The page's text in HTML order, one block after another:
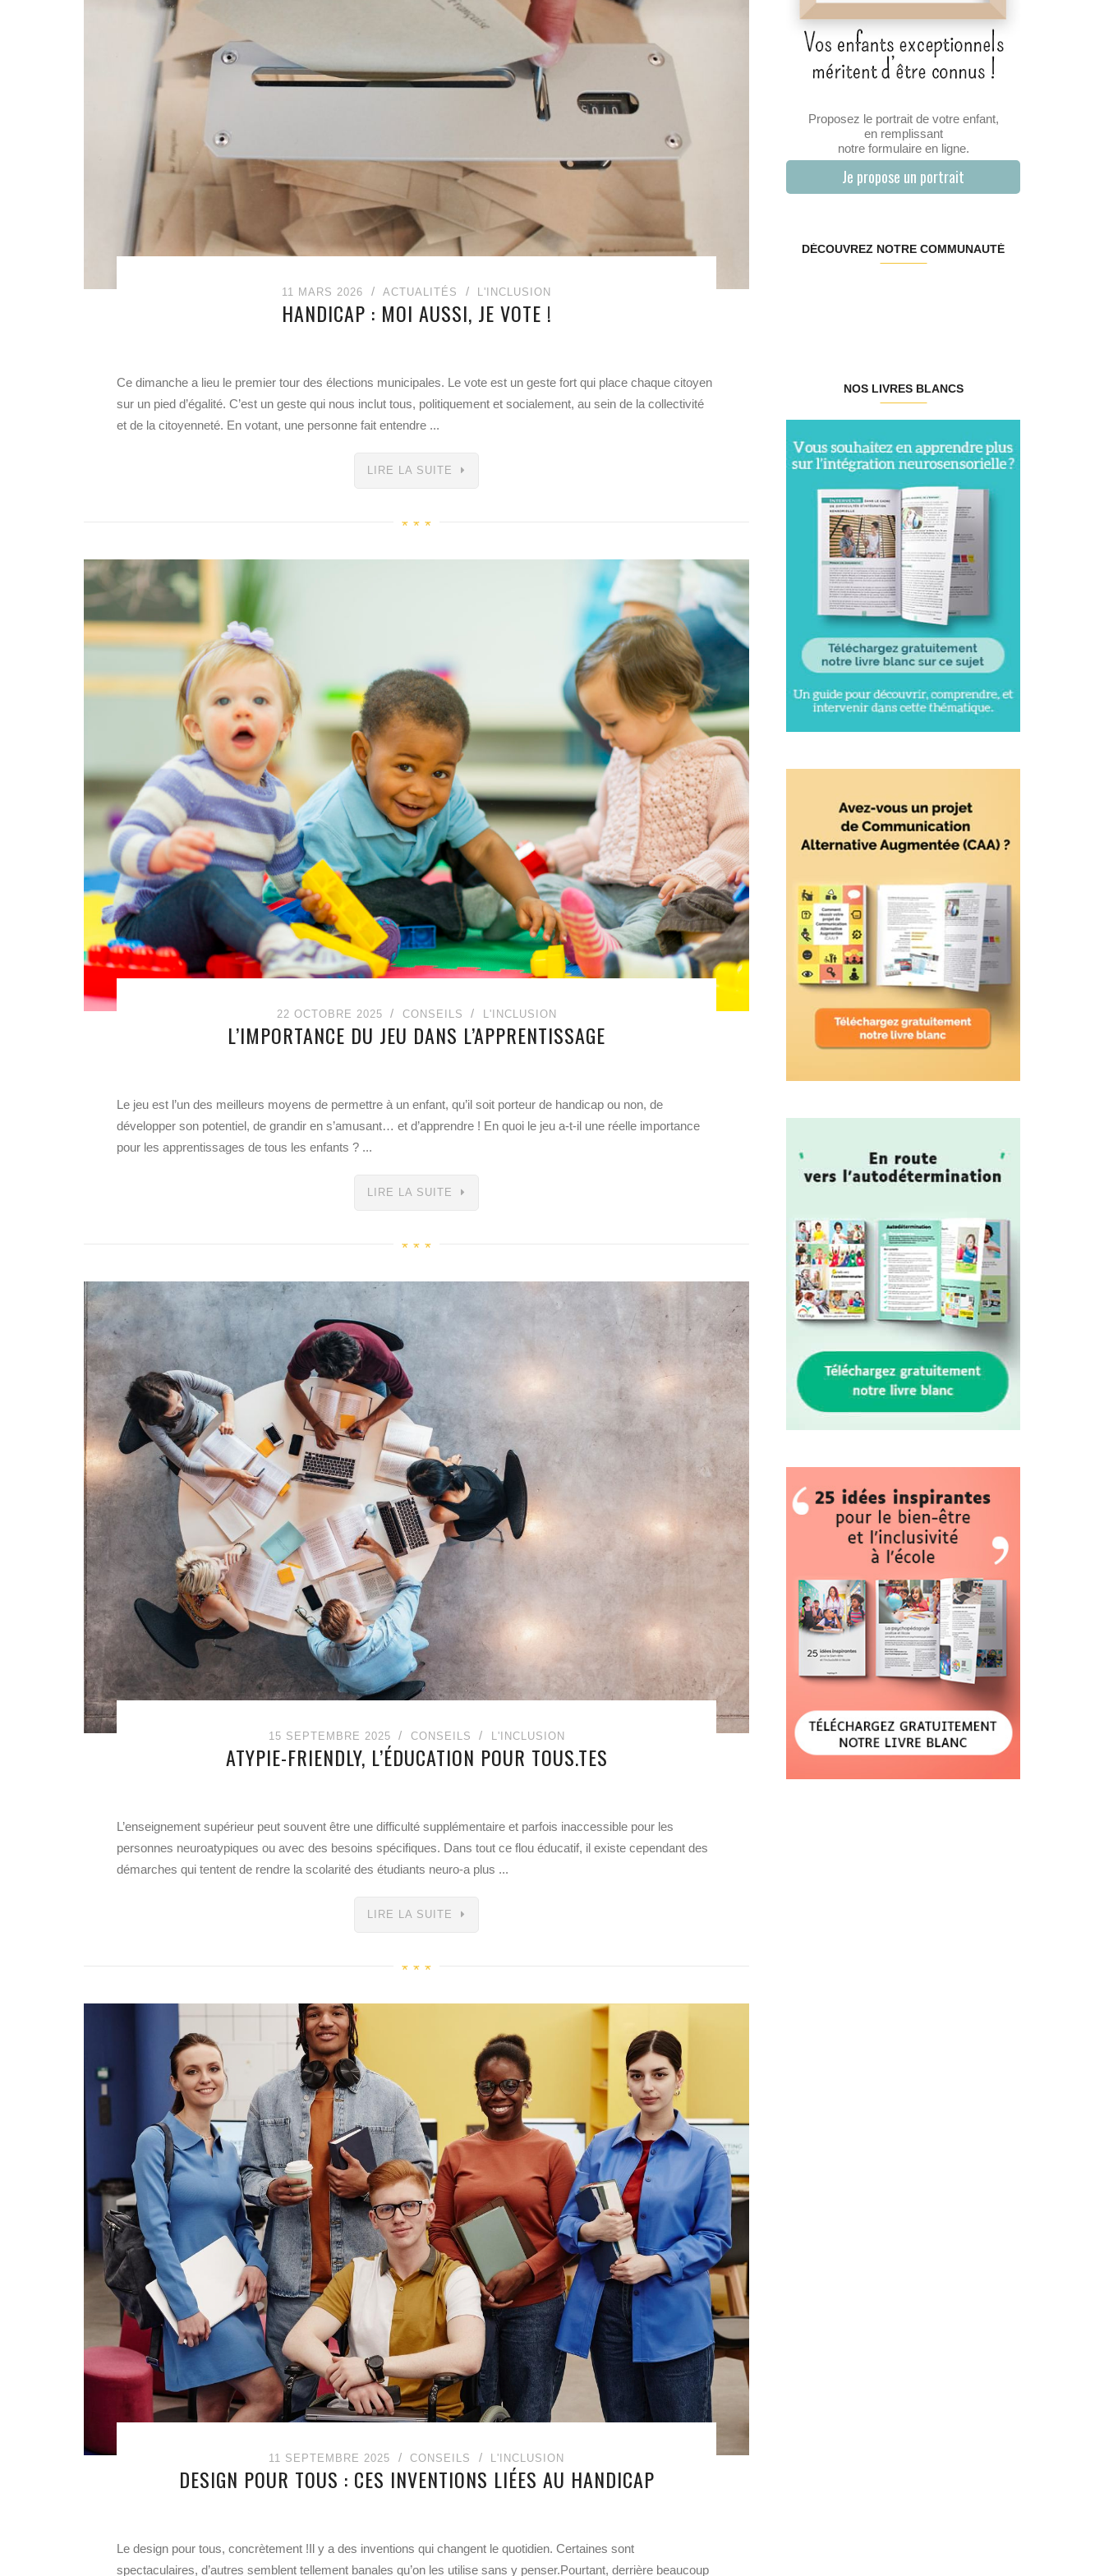
11 MARS 2026 ACTUALITÉS L'INCLUSION
HANDICAP : MOI AUSSI, JE VOTE !
Ce dimanche a lieu le premier tour des élections municipales. Le vote est un geste fort qui place chaque citoyen
sur un pied d’égalité. C’est un geste qui nous inclut tous, politiquement et socialement, au sein de la collectivité
et de la citoyenneté. En votant, une personne fait entendre ...
LIRE LA SUITE
22 OCTOBRE 2025 CONSEILS L'INCLUSION
L’IMPORTANCE DU JEU DANS L’APPRENTISSAGE
Le jeu est l’un des meilleurs moyens de permettre à un enfant, qu’il soit porteur de handicap ou non, de
développer son potentiel, de grandir en s’amusant… et d’apprendre ! En quoi le jeu a-t-il une réelle importance
pour les apprentissages de tous les enfants ? ...
LIRE LA SUITE
15 SEPTEMBRE 2025 CONSEILS L'INCLUSION
ATYPIE-FRIENDLY, L’ÉDUCATION POUR TOUS.TES
L’enseignement supérieur peut souvent être une difficulté supplémentaire et parfois inaccessible pour les
personnes neuroatypiques ou avec des besoins spécifiques. Dans tout ce flou éducatif, il existe cependant des
démarches qui tentent de rendre la scolarité des étudiants neuro-a plus ...
LIRE LA SUITE
11 SEPTEMBRE 2025 CONSEILS L'INCLUSION
DESIGN POUR TOUS : CES INVENTIONS LIÉES AU HANDICAP
Le design pour tous, concrètement !Il y a des inventions qui changent le quotidien. Certaines sont
spectaculaires, d’autres semblent tellement banales qu’on les utilise sans y penser.Pourtant, derrière beaucoup
Proposez le portrait de votre enfant,
en remplissant
notre formulaire en ligne.
Je propose un portrait
DÉCOUVREZ NOTRE COMMUNAUTÉ
NOS LIVRES BLANCS